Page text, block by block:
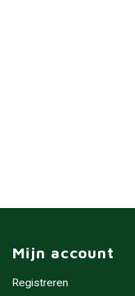
Mijn account
Registreren